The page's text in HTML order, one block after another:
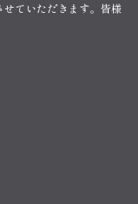
ていただきます。皆様